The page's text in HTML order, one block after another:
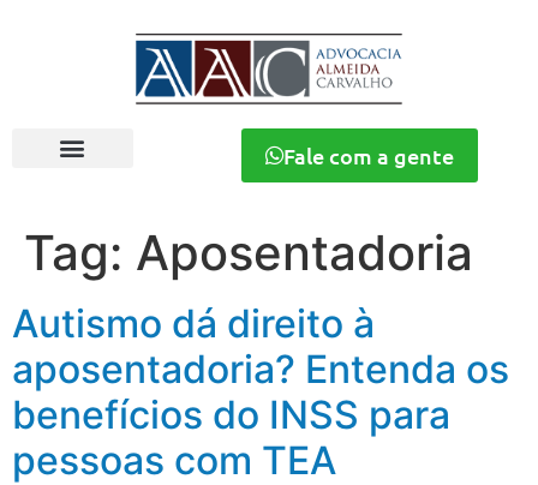
Fale com a gente
Tag: Aposentadoria
Autismo dá direito à
aposentadoria? Entenda os
benefícios do INSS para
pessoas com TEA